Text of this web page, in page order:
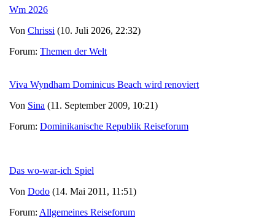
Wm 2026
Von Chrissi (10. Juli 2026, 22:32)
Forum: Themen der Welt
Viva Wyndham Dominicus Beach wird renoviert
Von Sina (11. September 2009, 10:21)
Forum: Dominikanische Republik Reiseforum
Das wo-war-ich Spiel
Von Dodo (14. Mai 2011, 11:51)
Forum: Allgemeines Reiseforum